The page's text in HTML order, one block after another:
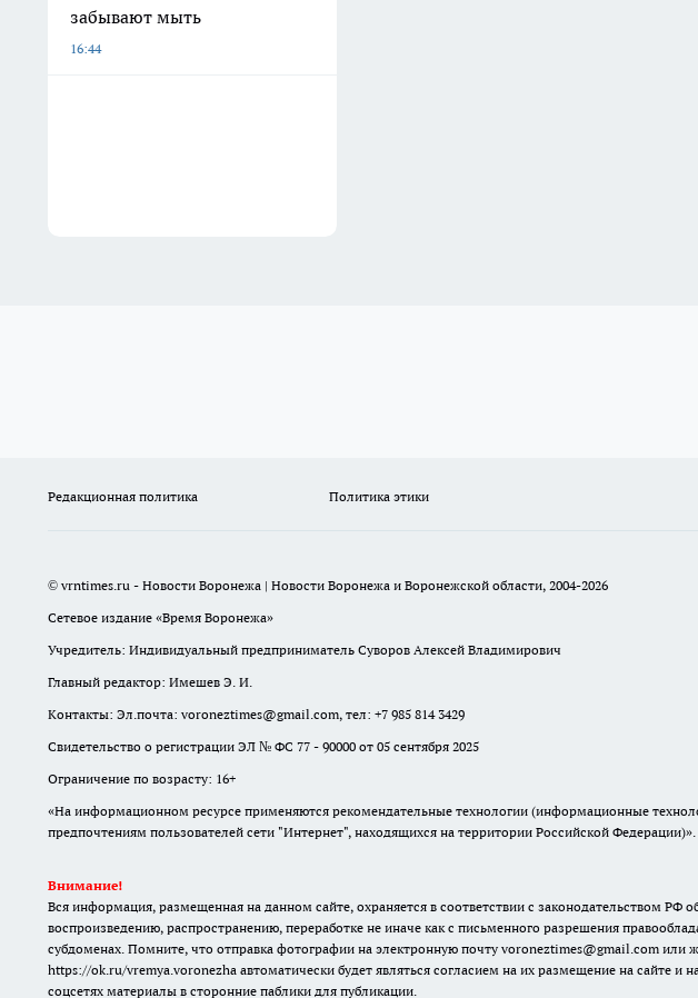
забывают мыть
16:44
Редакционная политика Политика этики
© vrntimes.ru - Новости Воронежа | Новости Воронежа и Воронежской области, 2004-2026
Сетевое издание «Время Воронежа»
Учредитель: Индивидуальный предприниматель Суворов Алексей Владимирович
Главный редактор: Имешев Э. И.
Контакты: Эл.почта: voroneztimes@gmail.com, тел: +7 985 814 3429
Свидетельство о регистрации ЭЛ № ФС 77 - 90000 от 05 сентября 2025
Ограничение по возрасту: 16+
«На информационном ресурсе применяются рекомендательные технологии (информационные
предпочтениям пользователей сети "Интернет", находящихся на территории Российской Федерации)».
Внимание!
Вся информация, размещенная на данном сайте, охраняется в соответствии с законодательством
воспроизведению, распространению, переработке не иначе как с письменного разрешения
субдоменах. Помните, что отправка фотографии на электронную почту voroneztimes@gmail.com или
https://ok.ru/vremya.voronezha автоматически будет являться согласием на их размещение на сайте
соцсетях материалы в сторонние паблики для публикации.